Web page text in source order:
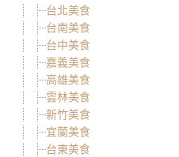
台北美食
台南美食
台中美食
嘉義美食
高雄美食
雲林美食
新竹美食
宜蘭美食
台東美食